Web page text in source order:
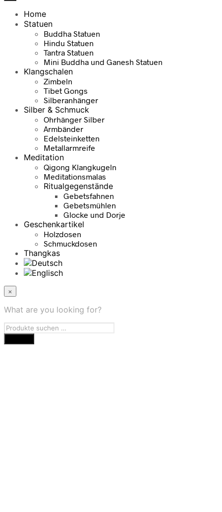
Home
Statuen
Buddha Statuen
Hindu Statuen
Tantra Statuen
Mini Buddha und Ganesh Statuen
Klangschalen
Zimbeln
Tibet Gongs
Silberanhänger
Silber & Schmuck
Ohrhänger Silber
Armbänder
Edelsteinketten
Metallarmreife
Meditation
Qigong Klangkugeln
Meditationsmalas
Ritualgegenstände
Gebetsfahnen
Gebetsmühlen
Glocke und Dorje
Geschenkartikel
Holzdosen
Schmuckdosen
Thangkas
×
What are you looking for?